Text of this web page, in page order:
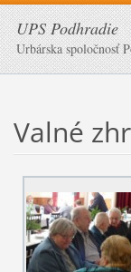
UPS Podhradie
Urbárska spoločnosť
Valné